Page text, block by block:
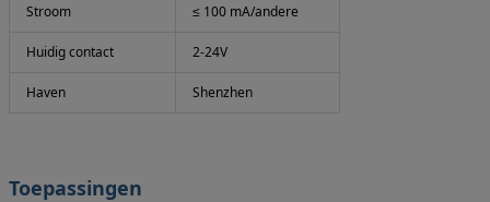
Stroom ≤ 100 mA/andere
Huidig contact 2-24V
Haven Shenzhen
Toepassingen